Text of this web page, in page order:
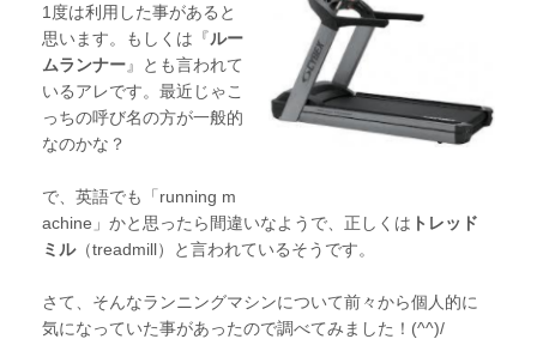
1度は利用した事があると
思います。もしくは『ルー
ムランナー』とも言われて
いるアレです。最近じゃこ
っちの呼び名の方が一般的
なのかな？
で、英語でも「running m
achine」かと思ったら間違いなようで、正しくは トレッド
ミル（treadmill）と言われているそうです。
さて、そんなランニングマシンについて前々から個人的に
気になっていた事があったので調べてみました！(^^)/